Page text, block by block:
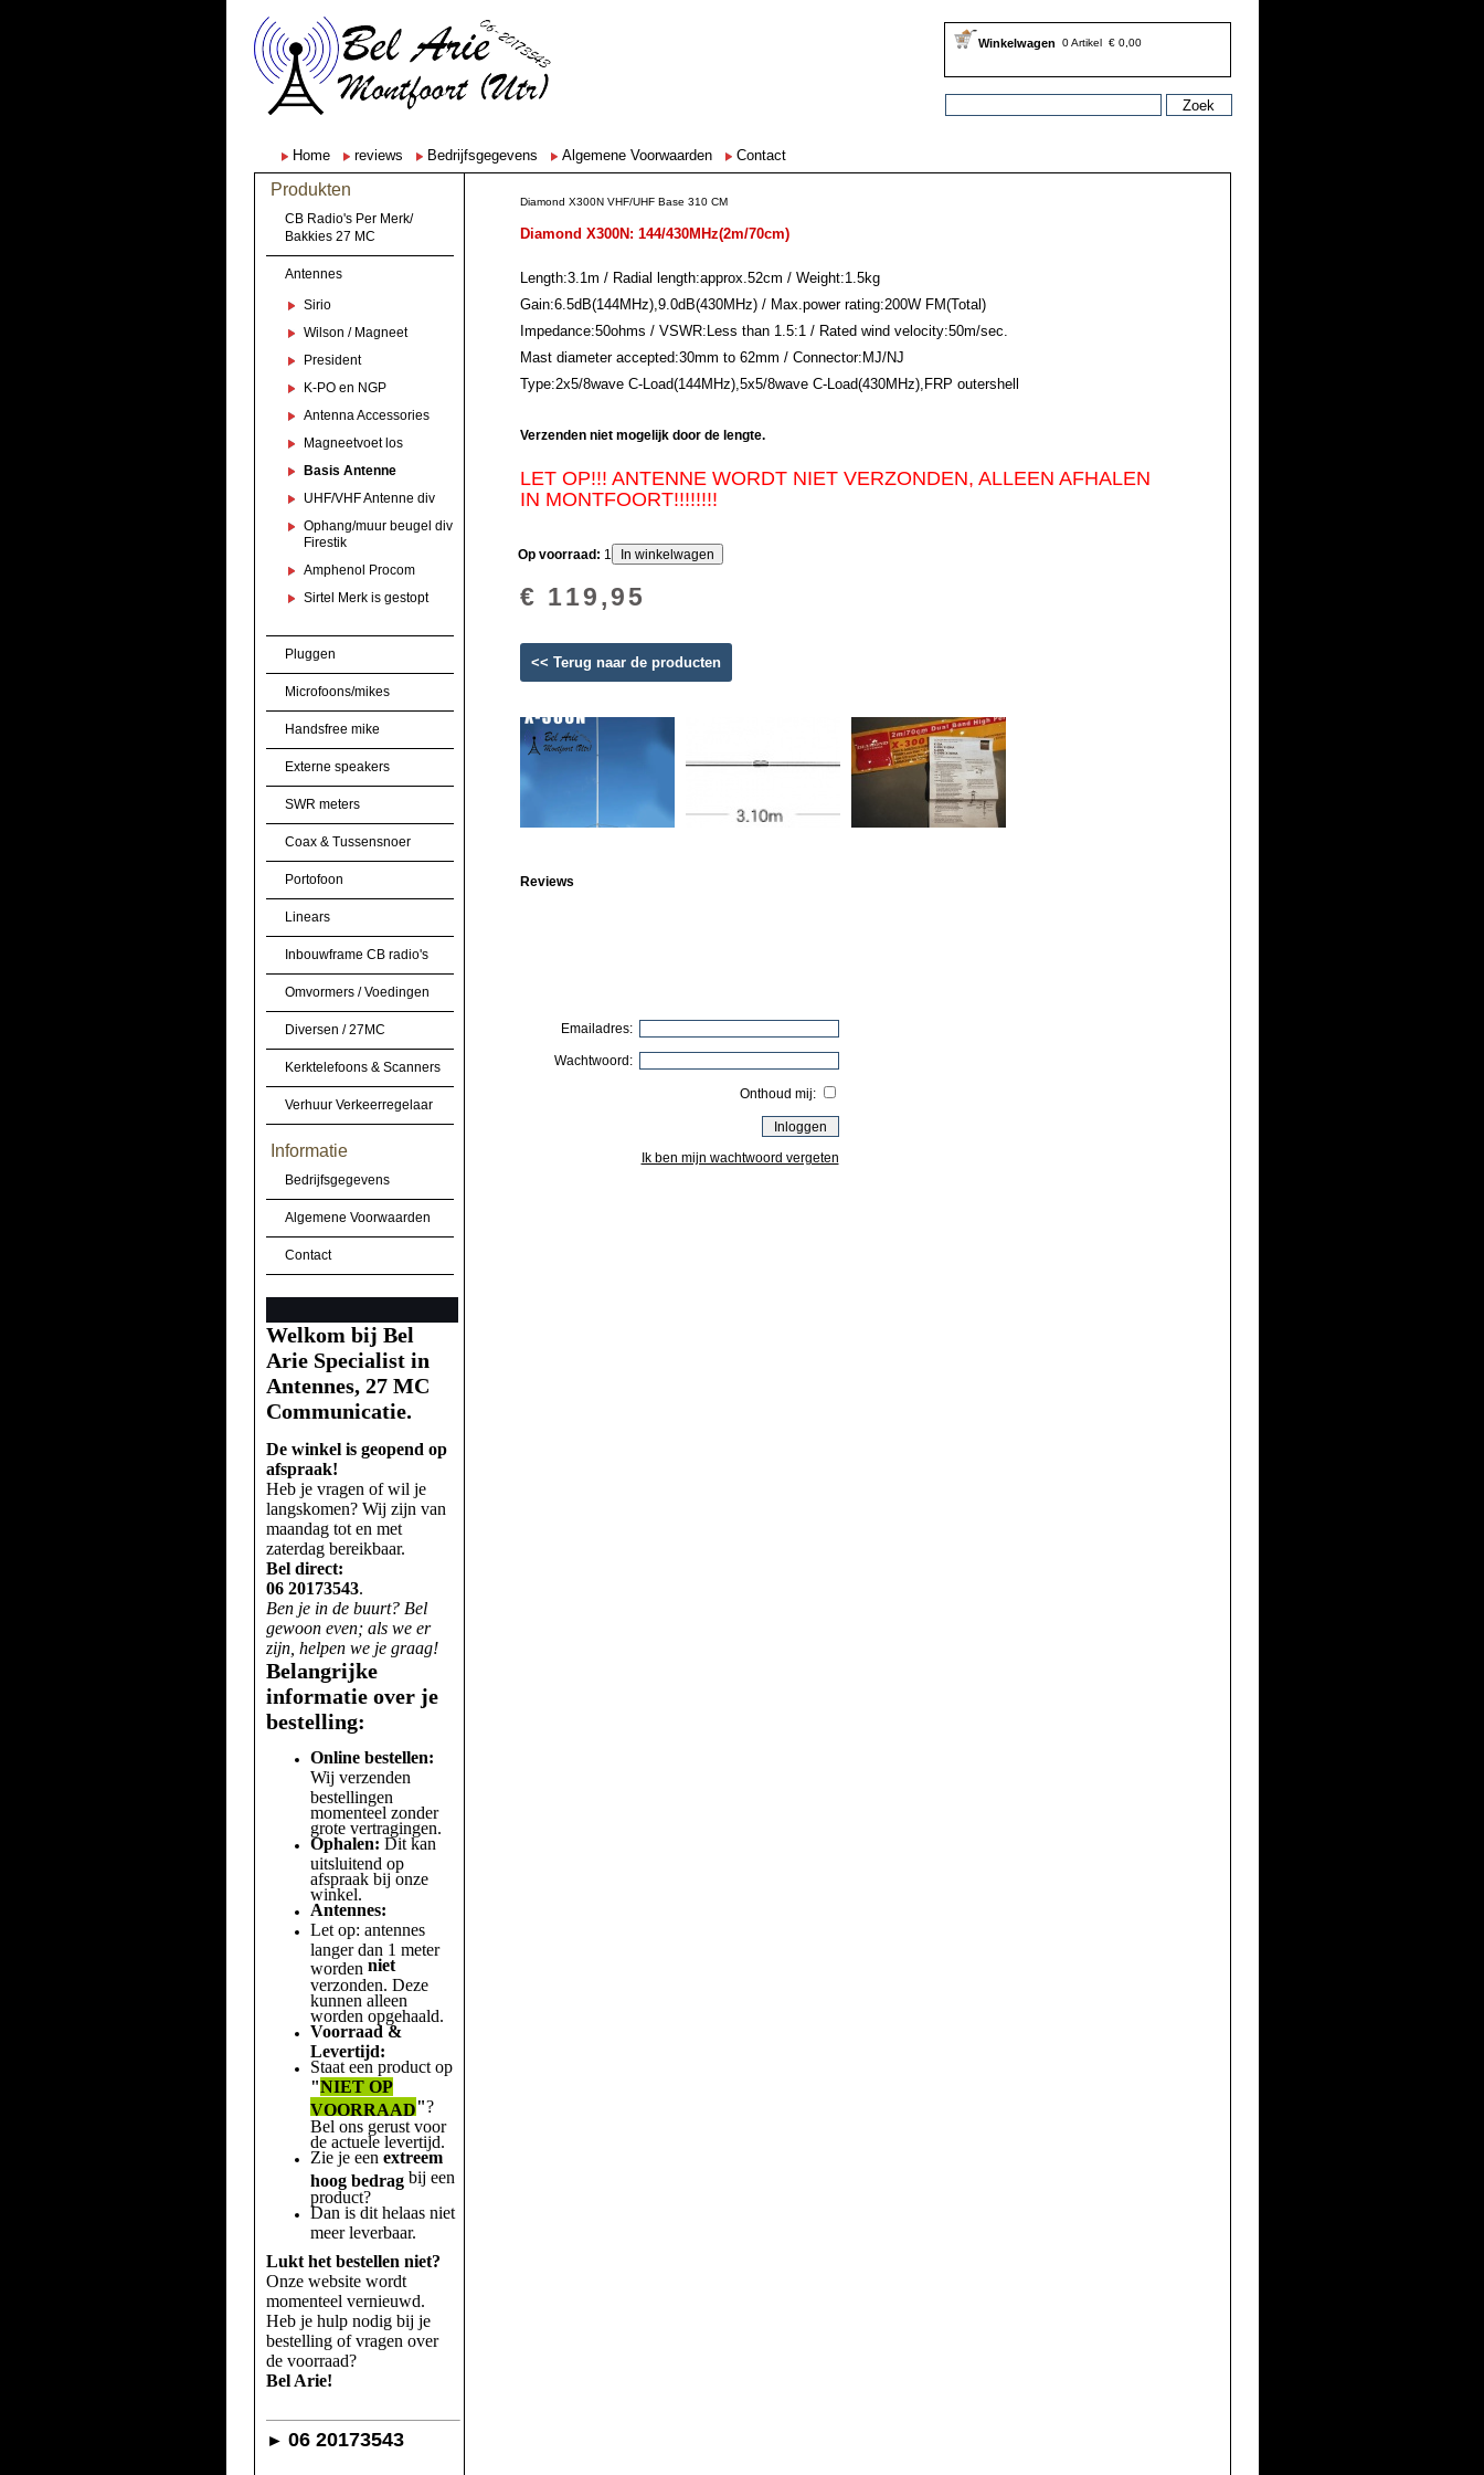
Winkelwagen 0 Artikel € 0,00
Home reviews Bedrijfsgegevens Algemene Voorwaarden Contact
Produkten
CB Radio's Per Merk/
Bakkies 27 MC
Antennes
Sirio
Wilson / Magneet
President
K-PO en NGP
Antenna Accessories
Magneetvoet los
Basis Antenne
UHF/VHF Antenne div
Ophang/muur beugel div
Firestik
Amphenol Procom
Sirtel Merk is gestopt
Pluggen
Microfoons/mikes
Handsfree mike
Externe speakers
SWR meters
Coax & Tussensnoer
Portofoon
Linears
Inbouwframe CB radio's
Omvormers / Voedingen
Diversen / 27MC
Kerktelefoons & Scanners
Verhuur Verkeerregelaar
Informatie
Bedrijfsgegevens
Algemene Voorwaarden
Contact
Welkom bij Bel
Arie Specialist in
Antennes, 27 MC
Communicatie.
De winkel is geopend op
afspraak!
Heb je vragen of wil je
langskomen? Wij zijn van
maandag tot en met
zaterdag bereikbaar.
Bel direct:
06 20173543.
Ben je in de buurt? Bel
gewoon even; als we er
zijn, helpen we je graag!
Belangrijke
informatie over je
bestelling:
Online bestellen:
Wij verzenden
bestellingen
momenteel zonder
grote vertragingen.
Ophalen: Dit kan
uitsluitend op
afspraak bij onze
winkel.
Antennes:
Let op: antennes
langer dan 1 meter
worden niet
verzonden. Deze
kunnen alleen
worden opgehaald.
Voorraad &
Levertijd:
Staat een product op
"NIET OP
VOORRAAD"?
Bel ons gerust voor
de actuele levertijd.
Zie je een extreem
hoog bedragbij een
product?
Dan is dit helaas niet
meer leverbaar.
Lukt het bestellen niet?
Onze website wordt
momenteel vernieuwd.
Heb je hulp nodig bij je
bestelling of vragen over
de voorraad?
Bel Arie!
► 06 20173543
Diamond X300N VHF/UHF Base 310 CM
Diamond X300N: 144/430MHz(2m/70cm)
Length:3.1m / Radial length:approx.52cm / Weight:1.5kg
Gain:6.5dB(144MHz),9.0dB(430MHz) / Max.power rating:200W FM(Total)
Impedance:50ohms / VSWR:Less than 1.5:1 / Rated wind velocity:50m/sec.
Mast diameter accepted:30mm to 62mm / Connector:MJ/NJ
Type:2x5/8wave C-Load(144MHz),5x5/8wave C-Load(430MHz),FRP outershell
Verzenden niet mogelijk door de lengte.
LET OP!!! ANTENNE WORDT NIET VERZONDEN, ALLEEN AFHALEN
IN MONTFOORT!!!!!!!!
Op voorraad: 1
€ 119,95
<< Terug naar de producten
Reviews
Emailadres:
Wachtwoord:
Onthoud mij:
Ik ben mijn wachtwoord vergeten